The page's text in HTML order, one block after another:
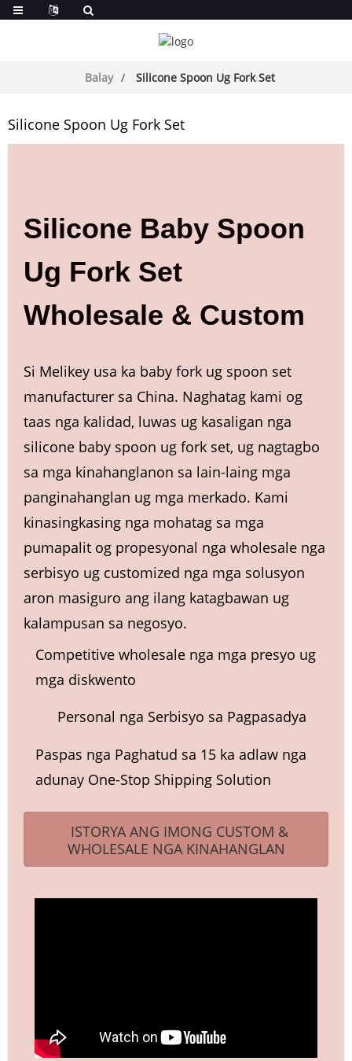
Balay Silicone Spoon Ug Fork Set
Silicone Spoon Ug Fork Set
Silicone Baby Spoon
Ug Fork Set
Wholesale & Custom
Si Melikey usa ka baby fork ug spoon set
manufacturer sa China. Naghatag kami og
taas nga kalidad, luwas ug kasaligan nga
silicone baby spoon ug fork set, ug nagtagbo
sa mga kinahanglanon sa lain-laing mga
panginahanglan ug mga merkado. Kami
kinasingkasing nga mohatag sa mga
pumapalit og propesyonal nga wholesale nga
serbisyo ug customized nga mga solusyon
aron masiguro ang ilang katagbawan ug
kalampusan sa negosyo.
Competitive wholesale nga mga presyo ug
mga diskwento
Personal nga Serbisyo sa Pagpasadya
Paspas nga Paghatud sa 15 ka adlaw nga
adunay One-Stop Shipping Solution
ISTORYA ANG IMONG CUSTOM &
WHOLESALE NGA KINAHANGLAN